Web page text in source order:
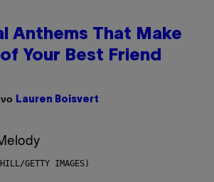
Anthems That Make
Your Best Friend
Lauren Boisvert
GETTY IMAGES)